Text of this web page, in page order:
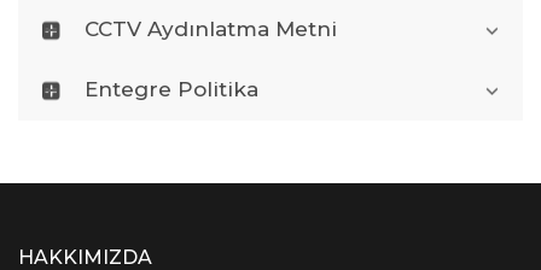
CCTV Aydınlatma Metni
Entegre Politika
HAKKIMIZDA